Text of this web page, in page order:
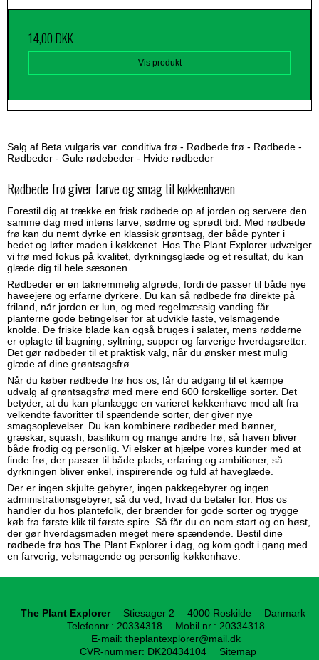
14,00 DKK
Vis produkt
Salg af Beta vulgaris var. conditiva frø - Rødbede frø - Rødbede -
Rødbeder - Gule rødebeder - Hvide rødbeder
Rødbede frø giver farve og smag til køkkenhaven
Forestil dig at trække en frisk rødbede op af jorden og servere den
samme dag med intens farve, sødme og sprødt bid. Med rødbede
frø kan du nemt dyrke en klassisk grøntsag, der både pynter i
bedet og løfter maden i køkkenet. Hos The Plant Explorer udvælger
vi frø med fokus på kvalitet, dyrkningsglæde og et resultat, du kan
glæde dig til hele sæsonen.
Rødbeder er en taknemmelig afgrøde, fordi de passer til både nye
haveejere og erfarne dyrkere. Du kan så rødbede frø direkte på
friland, når jorden er lun, og med regelmæssig vanding får
planterne gode betingelser for at udvikle faste, velsmagende
knolde. De friske blade kan også bruges i salater, mens rødderne
er oplagte til bagning, syltning, supper og farverige hverdagsretter.
Det gør rødbeder til et praktisk valg, når du ønsker mest mulig
glæde af dine grøntsagsfrø.
Når du køber rødbede frø hos os, får du adgang til et kæmpe
udvalg af grøntsagsfrø med mere end 600 forskellige sorter. Det
betyder, at du kan planlægge en varieret køkkenhave med alt fra
velkendte favoritter til spændende sorter, der giver nye
smagsoplevelser. Du kan kombinere rødbeder med bønner,
græskar, squash, basilikum og mange andre frø, så haven bliver
både frodig og personlig. Vi elsker at hjælpe vores kunder med at
finde frø, der passer til både plads, erfaring og ambitioner, så
dyrkningen bliver enkel, inspirerende og fuld af haveglæde.
Der er ingen skjulte gebyrer, ingen pakkegebyrer og ingen
administrationsgebyrer, så du ved, hvad du betaler for. Hos os
handler du hos plantefolk, der brænder for gode sorter og trygge
køb fra første klik til første spire. Så får du en nem start og en høst,
der gør hverdagsmaden meget mere spændende. Bestil dine
rødbede frø hos The Plant Explorer i dag, og kom godt i gang med
en farverig, velsmagende og personlig køkkenhave.
The Plant Explorer Stiesager 2 4000 Roskilde
Danmark
Telefonnr. : 20334318 Mobil nr. : 20334318
E-mail: theplantexplorer@mail.dk
CVR-nummer: DK20434104 Sitemap